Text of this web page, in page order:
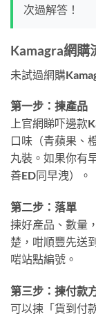
次過解答！
Kamagra網購
未試過網購
第一步：揀產品
上官網睇吓邊款
口味（青蘋果、
丸裝。如果你有
善ED同早洩）。
第二步：落單
揀好產品、數量
楚，咁順豐先送
啱站點編號。
第三步：揀付款
可以揀「貨到付